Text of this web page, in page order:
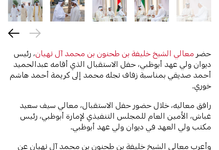
حضر معالي الشيخ خليفة بن طحنون بن محمد آل نهيان، رئيس
ديوان ولي عهد أبوظبي، حفل الاستقبال الذي أقامه عبدالحميد
أحمد صديقي بمناسبة زفاف نجله محمد إلى كريمة أحمد هاشم
خوري.
رافق معاليه، خلال حضور حفل الاستقبال، معالي سيف سعيد
غباش، الأمين العام للمجلس التنفيذي لإمارة أبوظبي، رئيس
مكتب ولي العهد في ديوان ولي عهد أبوظبي.
وأعرب معالي الشيخ خليفة بن طحنون بن محمد آل نهيان عن